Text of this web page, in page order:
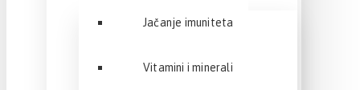
Jačanje imuniteta
Vitamini i minerali